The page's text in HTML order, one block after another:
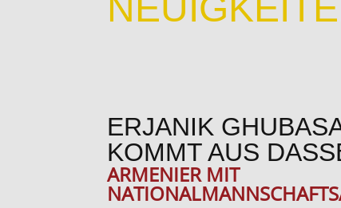
ERJANIK
KOMMT AUS
ARMENIER MIT